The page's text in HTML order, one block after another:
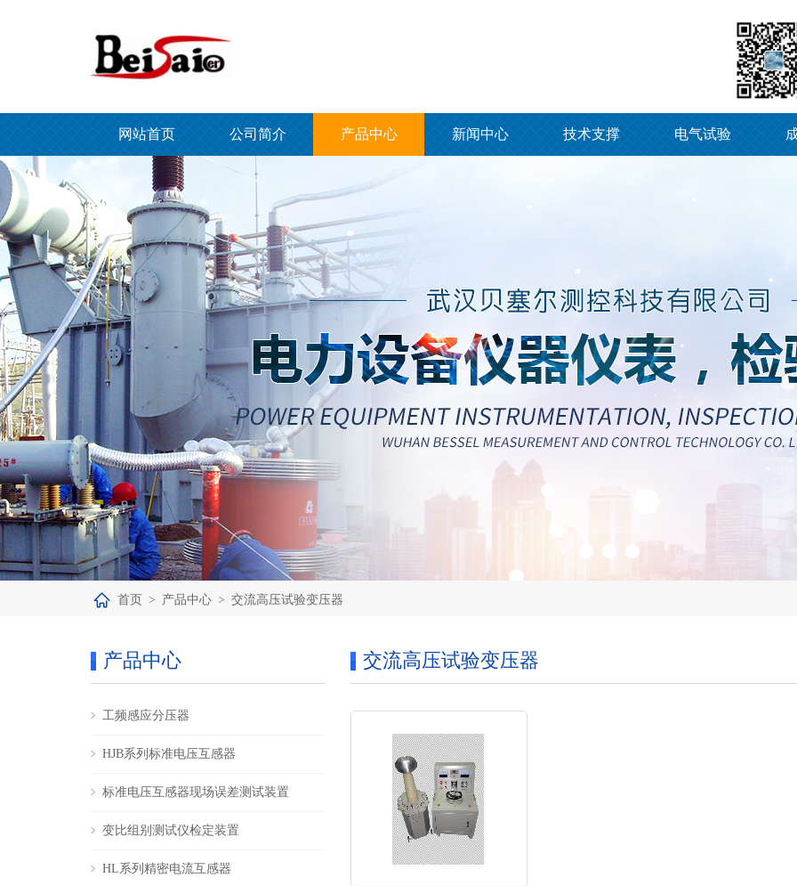
网站首页 公司简介 产品中心 新闻中心 技术支撑 电气试验
首页 > 产品中心 > 交流高压试验变压器
产品中心
工频感应分压器
HJB系列标准电压互感器
标准电压互感器现场误差测试装置
变比组别测试仪检定装置
HL系列精密电流互感器
交流高压试验变压器